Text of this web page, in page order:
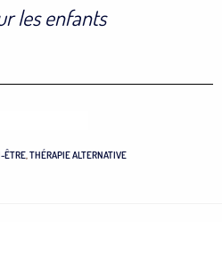
les enfants
ÊTRE THÉRAPIE ALTERNATIVE